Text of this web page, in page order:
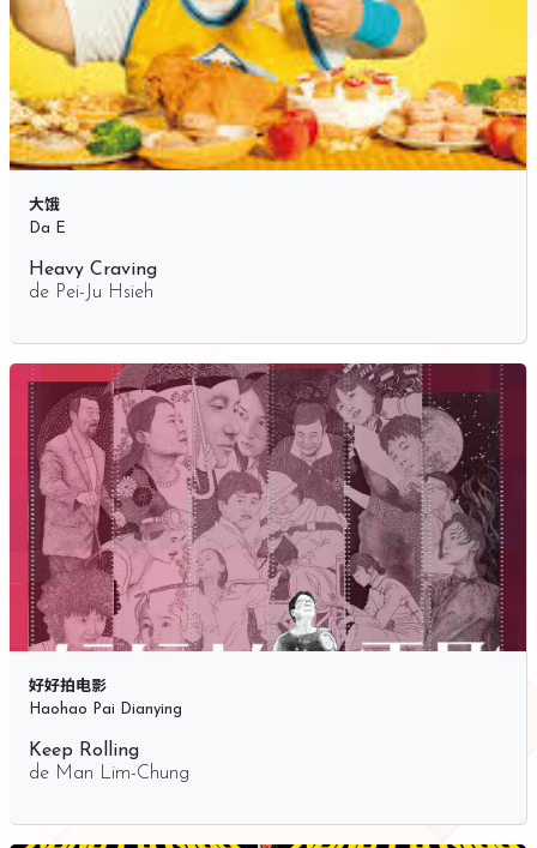
大饿
Da E
Heavy Craving
de Pei-Ju Hsieh
好好拍电影
Haohao Pai Dianying
Keep Rolling
de Man Lim-Chung